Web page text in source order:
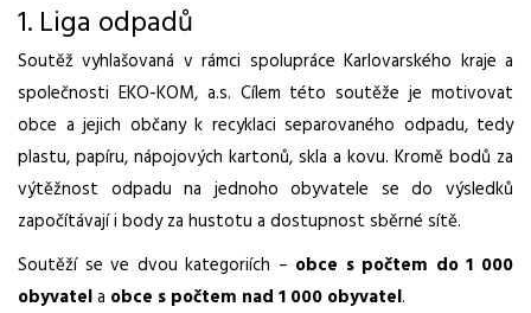
1. Liga odpadů
Soutěž vyhlašovaná v rámci spolupráce Karlovarského kraje a
společnosti EKO-KOM, a.s. Cílem této soutěže je motivovat
obce a jejich občany k recyklaci separovaného odpadu, tedy
plastu, papíru, nápojových kartonů, skla a kovu. Kromě bodů za
výtěžnost odpadu na jednoho obyvatele se do výsledků
započítávají i body za hustotu a dostupnost sběrné sítě.
Soutěží se ve dvou kategoriích – obce s počtem do 1 000
obyvatela obce s počtem nad 1 000 obyvatel.